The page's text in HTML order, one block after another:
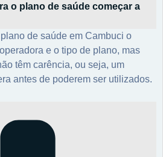
o plano de saúde começar a
de saúde em Cambuci o
e o tipo de plano, mas
têm carência, ou seja, um
antes de poderem ser utilizados.